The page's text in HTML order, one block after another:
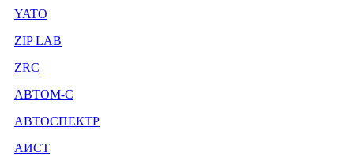
YATO
ZIP LAB
ZRC
АВТОМ-С
АВТОСПЕКТР
АИСТ